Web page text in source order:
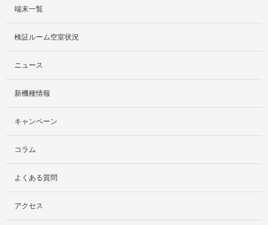
サービス紹介
社外貸出プラン
検証ルーム
料金プラン
レンタルルームプラン
お手軽検証パック
端末一覧
検証ルーム空室状況
ニュース
新機種情報
キャンペーン
コラム
よくある質問
アクセス